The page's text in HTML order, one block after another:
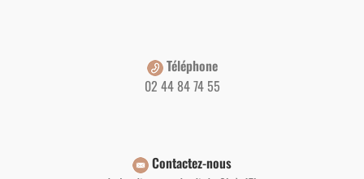
Téléphone
02 44 84 74 55
Contactez-nous